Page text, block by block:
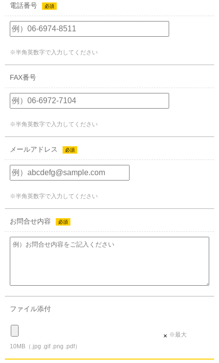
電話番号 必須
※半角英数字で入力してください
FAX番号
※半角英数字で入力してください
メールアドレス 必須
※半角英数字で入力してください
お問合せ内容 必須
ファイル添付
× ※最大
10MB（.jpg .gif .png .pdf）